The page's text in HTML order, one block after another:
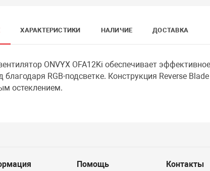
ХАРАКТЕРИСТИКИ НАЛИЧИЕ ДОСТАВКА
ONVYX OFA12Ki обеспечивает
благодаря RGB-подсветке. Конструкция Reverse
остеклением.
Помощь Контакты